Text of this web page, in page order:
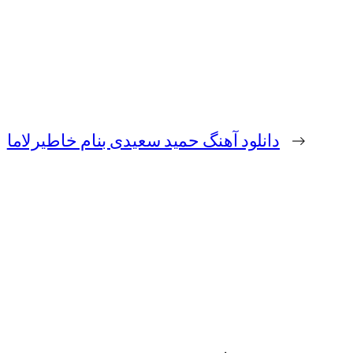
← دانلود آهنگ حمید سعیدی بنام خاطیرلاما